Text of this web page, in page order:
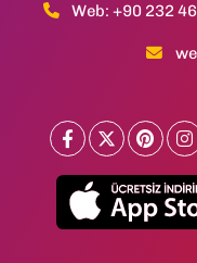
Web: +90 232